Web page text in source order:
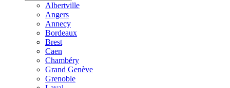
Albertville
Angers
Annecy
Bordeaux
Brest
Caen
Chambéry
Grand Genève
Grenoble